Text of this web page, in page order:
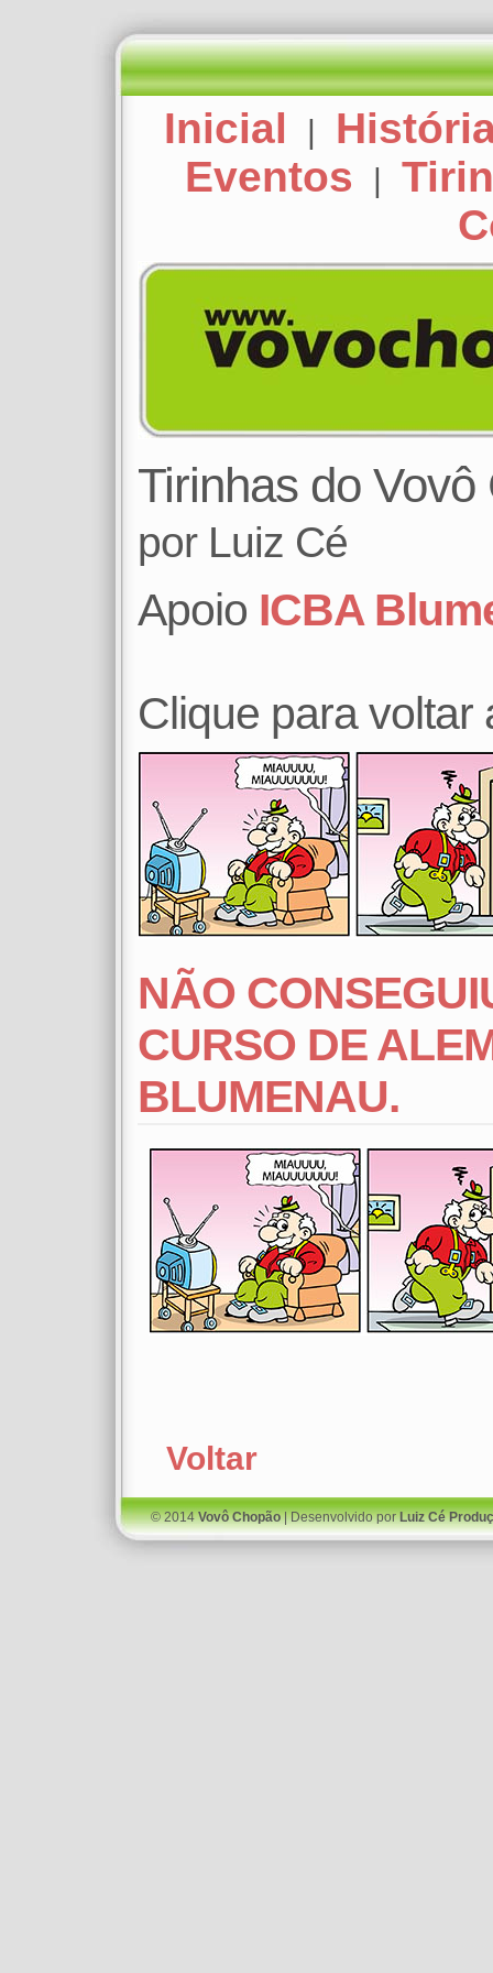
Inicial |
Eventos
|
Tirinhas do
porLuiz Cé
Apoio ICBA
Clique para voltar
NÃO
CURSO DE
BLUMENAU.
Voltar
© 2014Vovô Chopão| Desenvolvido porLuiz Cé